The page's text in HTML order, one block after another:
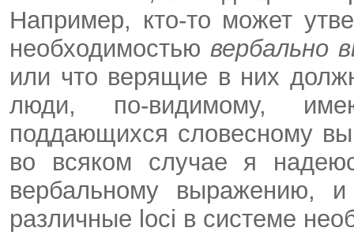
Например, кто-то может
необходимостью вербально
или что верящие в них
люди, по-видимому,
поддающихся словесному
во всяком случае я
вербальному выражению,
различные loci в системе